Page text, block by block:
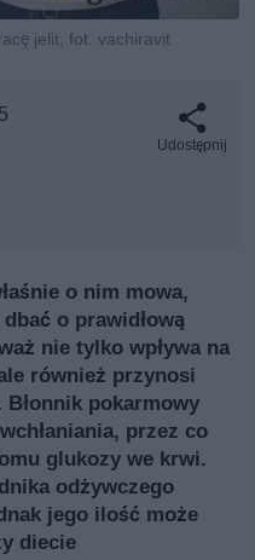
jelit, fot. vachiravit
Udostępnij
o nim mowa,
o prawidłową
nie tylko wpływa na
również przynosi
pokarmowy
przez co
glukozy we krwi.
odżywczego
jego ilość może
diecie